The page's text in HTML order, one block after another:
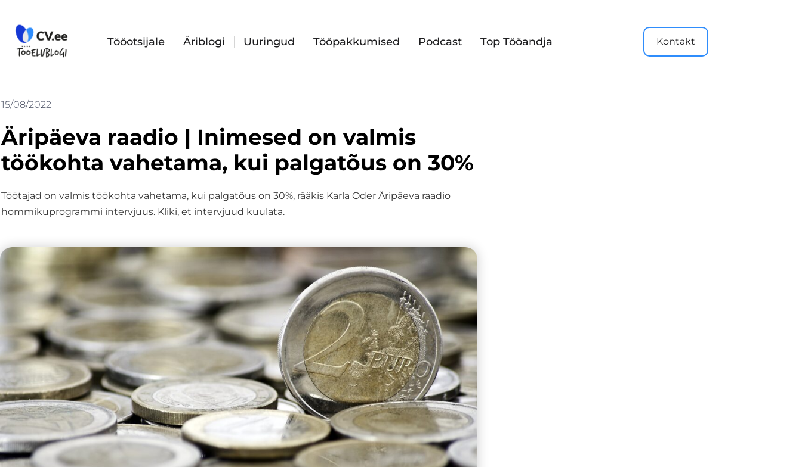
content
Tööotsijale Äriblogi Uuringud Tööpakkumised Podcast Top Tööandja Kontakt
15/08/2022
Äripäeva raadio | Inimesed on valmis
töökohta vahetama, kui palgatõus on 30%
Töötajad on valmis töökohta vahetama, kui palgatõus on 30%, rääkis Karla Oder Äripäeva raadio
hommikuprogrammi intervjuus. Kliki, et intervjuud kuulata.